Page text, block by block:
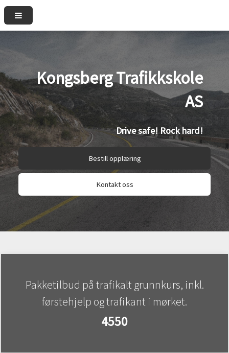
Kongsberg Trafikkskole
AS
Drive safe! Rock hard!
Bestill opplæring
Kontakt oss
Pakketilbud på trafikalt grunnkurs, inkl.
førstehjelp og trafikant i mørket.
4550